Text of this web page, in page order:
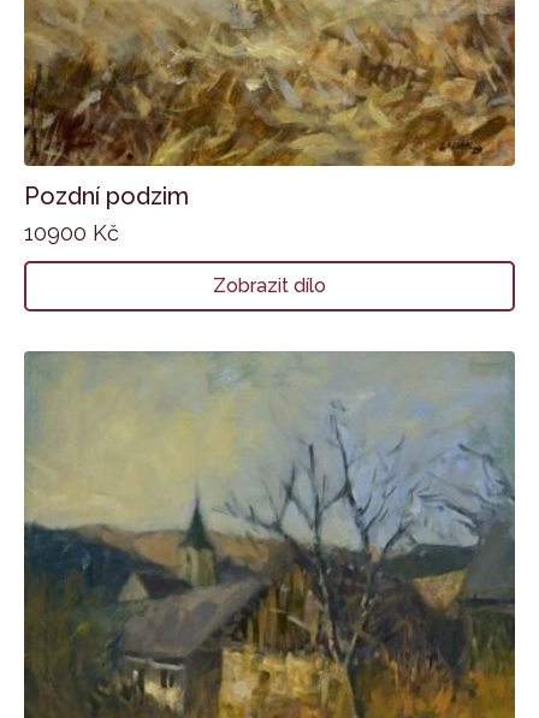
Pozdní podzim
10900 Kč
Zobrazit dílo